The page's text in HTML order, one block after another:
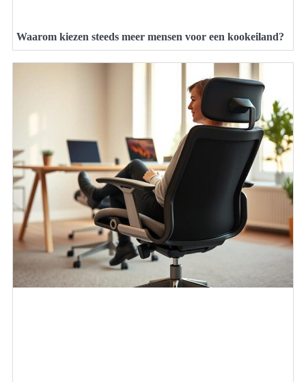
Waarom kiezen steeds meer mensen voor een kookeiland?